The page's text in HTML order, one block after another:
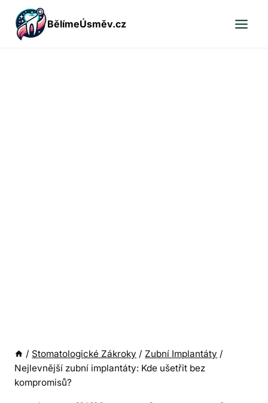
Přeskočit
obsah
BělímeÚsměv.cz
/ Stomatologické Zákroky / Zubní Implantáty /
Nejlevnější zubní implantáty: Kde ušetřit bez
kompromisů?